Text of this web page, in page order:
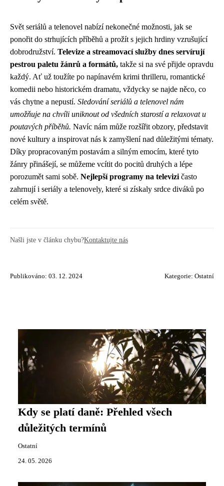
Svět seriálů a telenovel nabízí nekonečné možnosti, jak se
ponořit do strhujících příběhů a prožít s jejich hrdiny vzrušující
dobrodružství. Televize a streamovací služby dnes servírují
pestrou paletu žánrů a formátů, takže si na své přijde opravdu
každý. Ať už toužíte po napínavém krimi thrilleru, romantické
komedii nebo historickém dramatu, vždycky se najde něco, co
vás chytne a nepustí. Sledování seriálů a telenovel nám
umožňuje na chvíli uniknout od všedních starostí a relaxovat u
poutavých příběhů. Navíc nám může rozšířit obzory, představit
nové kultury a inspirovat nás k zamyšlení nad důležitými tématy.
Díky propracovaným postavám a silným emocím, které tyto
žánry přinášejí, se můžeme vcítit do pocitů druhých a lépe
porozumět sami sobě. Nejlepší programy na televizi často
zahrnují i seriály a telenovely, které si získaly srdce diváků po
celém světě.
Našli jste v článku chybu?Kontaktujte nás
Publikováno: 03. 12. 2024 Kategorie: Ostatní
Kdy se platí daně: Přehled všech
důležitých termínů
Ostatní
24. 05. 2026